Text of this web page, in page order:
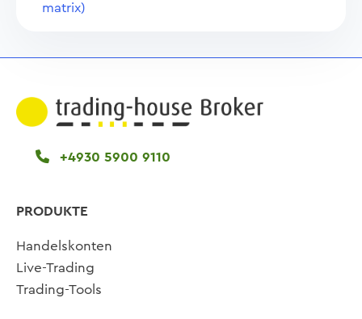
matrix)
+4930 5900 9110
PRODUKTE
Handelskonten
Live-Trading
Trading-Tools